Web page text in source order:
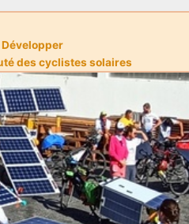
Développer
des cyclistes solaires